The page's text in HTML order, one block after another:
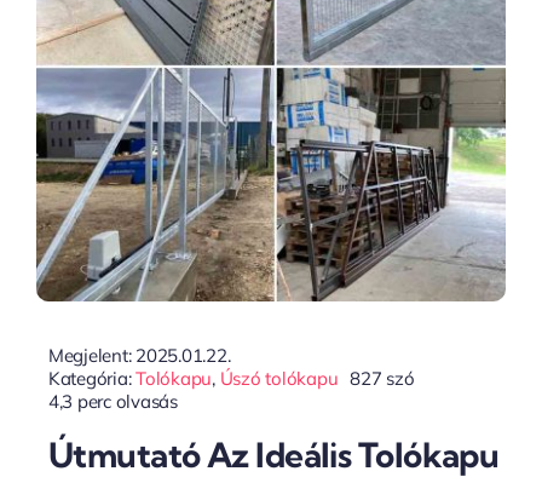
Megjelent: 2025.01.22.
Kategória:Tolókapu, Úszó tolókapu 827 szó
4,3 perc olvasás
Útmutató Az Ideális Tolókapu